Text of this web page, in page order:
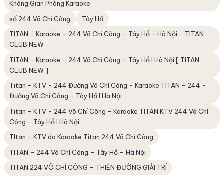
Không Gian Phòng Karaoke;
số 244 Võ Chí Công
Tây Hồ
TITAN - Karaoke – 244 Võ Chí Công – Tây Hồ - Hà Nội - TITAN
CLUB NEW
TITAN - Karaoke – 244 Võ Chí Công – Tây Hồ I Hà Nội [ TITAN
CLUB NEW ]
Titan - KTV - 244 Đường Võ Chí Công - Karaoke TITAN - 244 -
Đường Võ Chí Công - Tây Hồ I Hà Nội
Titan - KTV - 244 Võ Chí Công - Karaoke TITAN KTV 244 Võ Chí
Công - Tây Hồ I Hà Nội
TItan - KTV do Karaoke Titan 244 Võ Chí Công
TITAN – 244 Võ Chí Công – Tây Hồ – Hà Nội
TITAN 224 VÕ CHÍ CÔNG – THIÊN ĐƯỜNG GIẢI TRÍ